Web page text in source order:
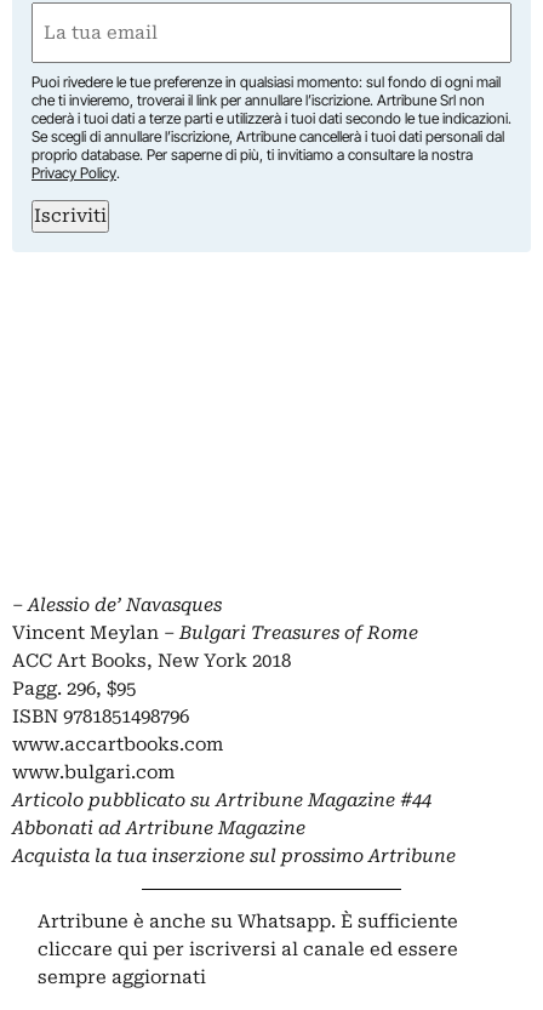
(Obbligatorio)
Puoi rivedere le tue preferenze in qualsiasi momento: sul fondo di ogni mail
che ti invieremo, troverai il link per annullare l’iscrizione. Artribune Srl non
cederà i tuoi dati a terze parti e utilizzerà i tuoi dati secondo le tue indicazioni.
Se scegli di annullare l’iscrizione, Artribune cancellerà i tuoi dati personali dal
proprio database. Per saperne di più, ti invitiamo a consultare la nostra
Privacy Policy.
Iscriviti
‒Alessio de’ Navasques
Vincent Meylan ‒Bulgari Treasures of Rome
ACC Art Books, New York 2018
Pagg. 296, $95
ISBN 9781851498796
www.accartbooks.com
www.bulgari.com
Articolo pubblicato suArtribune Magazine #44
Abbonati ad Artribune Magazine
Acquista la tua inserzione sul prossimo Artribune
Artribune è anche su Whatsapp. È sufficiente
cliccare qui per iscriversi al canale ed essere
sempre aggiornati